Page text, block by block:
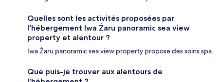
Quelles sont les activités proposées par
l'hébergement Iwa Żaru panoramic sea view
property et alentour ?
Iwa Żaru panoramic sea view property propose des soins spa.
Que puis-je trouver aux alentours de